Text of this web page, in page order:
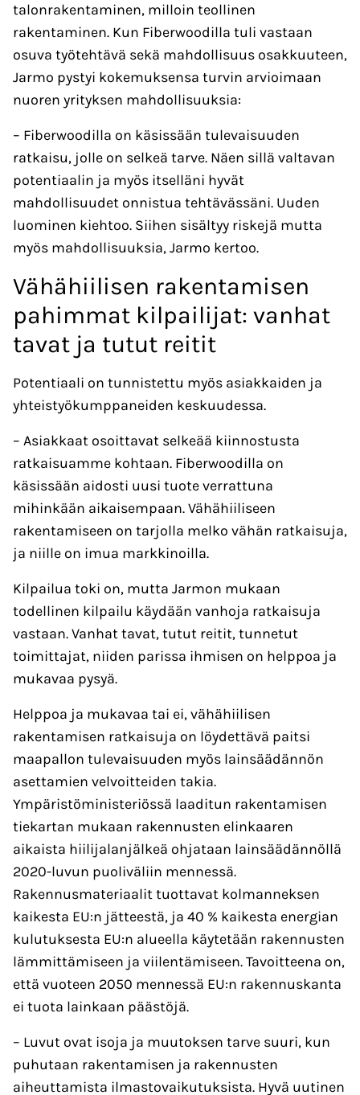
talonrakentaminen, milloin teollinen
rakentaminen. Kun Fiberwoodilla tuli vastaan
osuva työtehtävä sekä mahdollisuus osakkuuteen,
Jarmo pystyi kokemuksensa turvin arvioimaan
nuoren yrityksen mahdollisuuksia:
– Fiberwoodilla on käsissään tulevaisuuden
ratkaisu, jolle on selkeä tarve. Näen sillä valtavan
potentiaalin ja myös itselläni hyvät
mahdollisuudet onnistua tehtävässäni. Uuden
luominen kiehtoo. Siihen sisältyy riskejä mutta
myös mahdollisuuksia, Jarmo kertoo.
Vähähiilisen rakentamisen
pahimmat kilpailijat: vanhat
tavat ja tutut reitit
Potentiaali on tunnistettu myös asiakkaiden ja
yhteistyökumppaneiden keskuudessa.
– Asiakkaat osoittavat selkeää kiinnostusta
ratkaisuamme kohtaan. Fiberwoodilla on
käsissään aidosti uusi tuote verrattuna
mihinkään aikaisempaan. Vähähiiliseen
rakentamiseen on tarjolla melko vähän ratkaisuja,
ja niille on imua markkinoilla.
Kilpailua toki on, mutta Jarmon mukaan
todellinen kilpailu käydään vanhoja ratkaisuja
vastaan. Vanhat tavat, tutut reitit, tunnetut
toimittajat, niiden parissa ihmisen on helppoa ja
mukavaa pysyä.
Helppoa ja mukavaa tai ei, vähähiilisen
rakentamisen ratkaisuja on löydettävä paitsi
maapallon tulevaisuuden myös lainsäädännön
asettamien velvoitteiden takia.
Ympäristöministeriössä laaditun rakentamisen
tiekartan mukaan rakennusten elinkaaren
aikaista hiilijalanjälkeä ohjataan lainsäädännöllä
2020-luvun puoliväliin mennessä.
Rakennusmateriaalit tuottavat kolmanneksen
kaikesta EU:n jätteestä, ja 40 % kaikesta energian
kulutuksesta EU:n alueella käytetään rakennusten
lämmittämiseen ja viilentämiseen. Tavoitteena on,
että vuoteen 2050 mennessä EU:n rakennuskanta
ei tuota lainkaan päästöjä.
– Luvut ovat isoja ja muutoksen tarve suuri, kun
puhutaan rakentamisen ja rakennusten
aiheuttamista ilmastovaikutuksista. Hyvä uutinen